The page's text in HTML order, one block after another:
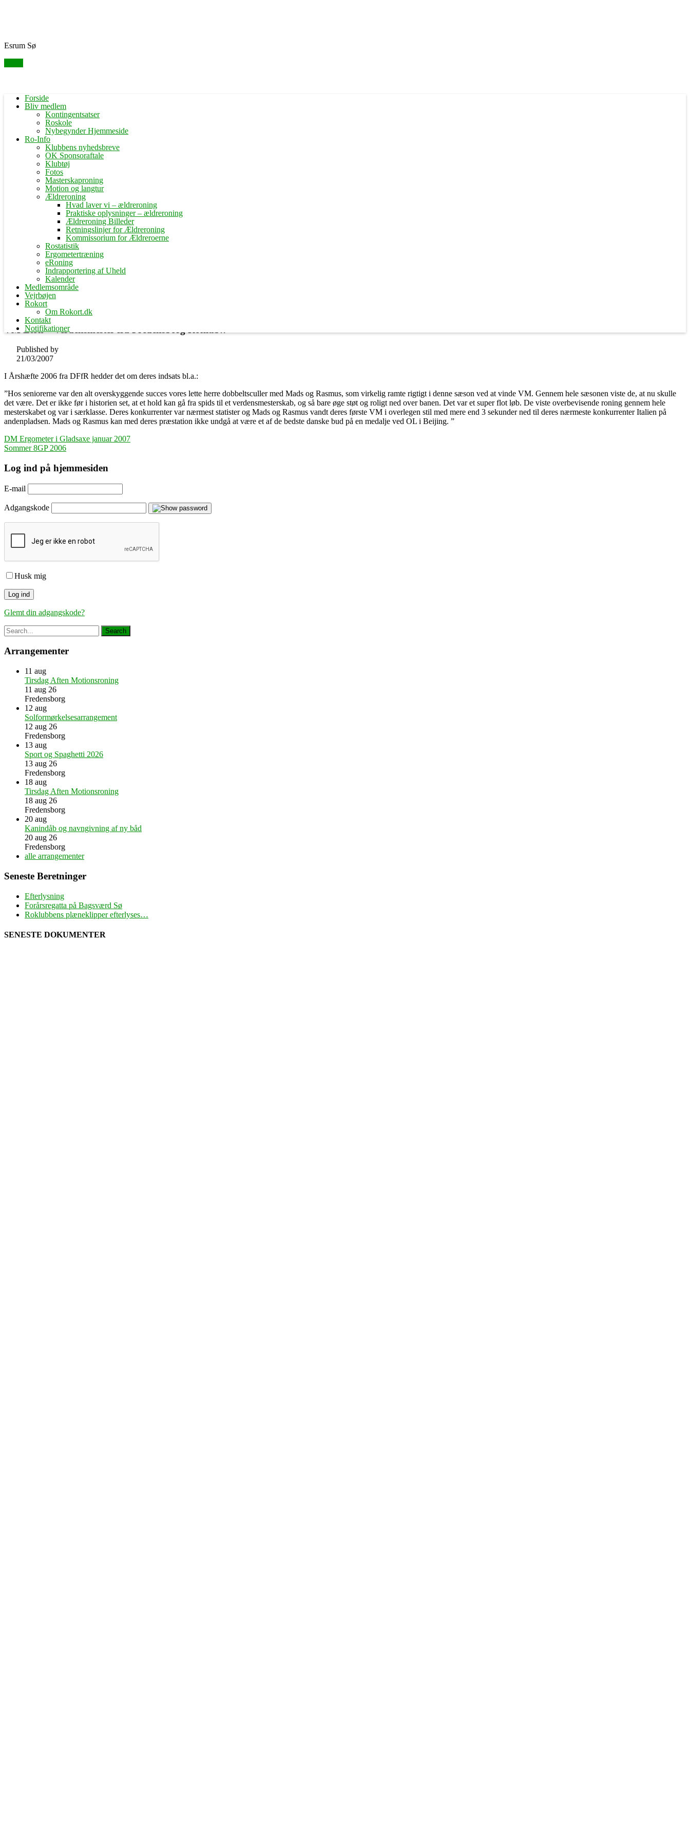
Esrum Sø
Forside
Bliv medlem
Kontingentsatser
Roskole
Nybegynder Hjemmeside
Ro-Info
Klubbens nyhedsbreve
OK Sponsoraftale
Klubtøj
Fotos
Masterskaproning
Motion og langtur
Ældreroning
Hvad laver vi – ældreroning
Praktiske oplysninger – ældreroning
Ældreroning Billeder
Retningslinjer for Ældreroning
Kommissorium for Ældreroerne
Rostatistik
Ergometertræning
eRoning
Indrapportering af Uheld
Kalender
Medlemsområde
Vejrbøjen
Rokort
Om Rokort.dk
Kontakt
Notifikationer
VM Eton – Verdensmester fra Fredensborg Roklub!!
Published by
21/03/2007
I Årshæfte 2006 fra DFfR hedder det om deres indsats bl.a.:
”Hos seniorerne var den alt overskyggende succes vores lette herre dobbeltsculler med Mads og Rasmus, som virkelig ramte rigtigt i denne sæson ved at vinde VM. Gennem hele sæsonen viste de, at nu skulle
det være. Det er ikke før i historien set, at et hold kan gå fra spids til et verdensmesterskab, og så bare øge støt og roligt ned over banen. Det var et super flot løb. De viste overbevisende roning gennem hele
mesterskabet og var i særklasse. Deres konkurrenter var nærmest statister og Mads og Rasmus vandt deres første VM i overlegen stil med mere end 3 sekunder ned til deres nærmeste konkurrenter Italien på
andenpladsen. Mads og Rasmus kan med deres præstation ikke undgå at være et af de bedste danske bud på en medalje ved OL i Beijing. ”
Indlægsnavigation
DM Ergometer i Gladsaxe januar 2007
Sommer 8GP 2006
Log ind på hjemmesiden
E-mail
Adgangskode
Husk mig
Glemt din adgangskode?
Arrangementer
11 aug
Tirsdag Aften Motionsroning
11 aug 26
Fredensborg
12 aug
Solformørkelsesarrangement
12 aug 26
Fredensborg
13 aug
Sport og Spaghetti 2026
13 aug 26
Fredensborg
18 aug
Tirsdag Aften Motionsroning
18 aug 26
Fredensborg
20 aug
Kanindåb og navngivning af ny båd
20 aug 26
Fredensborg
alle arrangementer
Seneste Beretninger
Efterlysning
Forårsregatta på Bagsværd Sø
Roklubbens plæneklipper efterlyses…
SENESTE DOKUMENTER